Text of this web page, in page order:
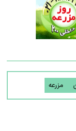
مزرعه